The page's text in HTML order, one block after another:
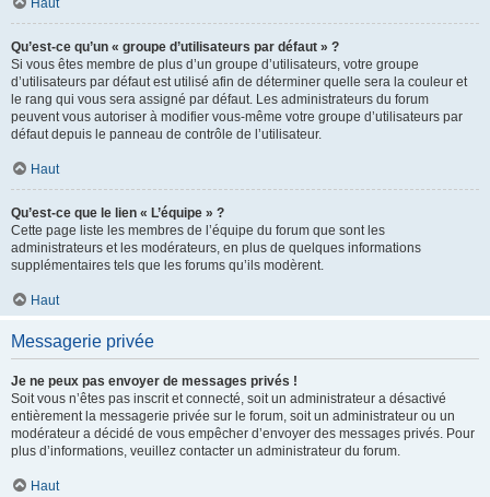
Haut
Qu’est-ce qu’un « groupe d’utilisateurs par défaut » ?
Si vous êtes membre de plus d’un groupe d’utilisateurs, votre groupe
d’utilisateurs par défaut est utilisé afin de déterminer quelle sera la couleur et
le rang qui vous sera assigné par défaut. Les administrateurs du forum
peuvent vous autoriser à modifier vous-même votre groupe d’utilisateurs par
défaut depuis le panneau de contrôle de l’utilisateur.
Haut
Qu’est-ce que le lien « L’équipe » ?
Cette page liste les membres de l’équipe du forum que sont les
administrateurs et les modérateurs, en plus de quelques informations
supplémentaires tels que les forums qu’ils modèrent.
Haut
Messagerie privée
Je ne peux pas envoyer de messages privés !
Soit vous n’êtes pas inscrit et connecté, soit un administrateur a désactivé
entièrement la messagerie privée sur le forum, soit un administrateur ou un
modérateur a décidé de vous empêcher d’envoyer des messages privés. Pour
plus d’informations, veuillez contacter un administrateur du forum.
Haut